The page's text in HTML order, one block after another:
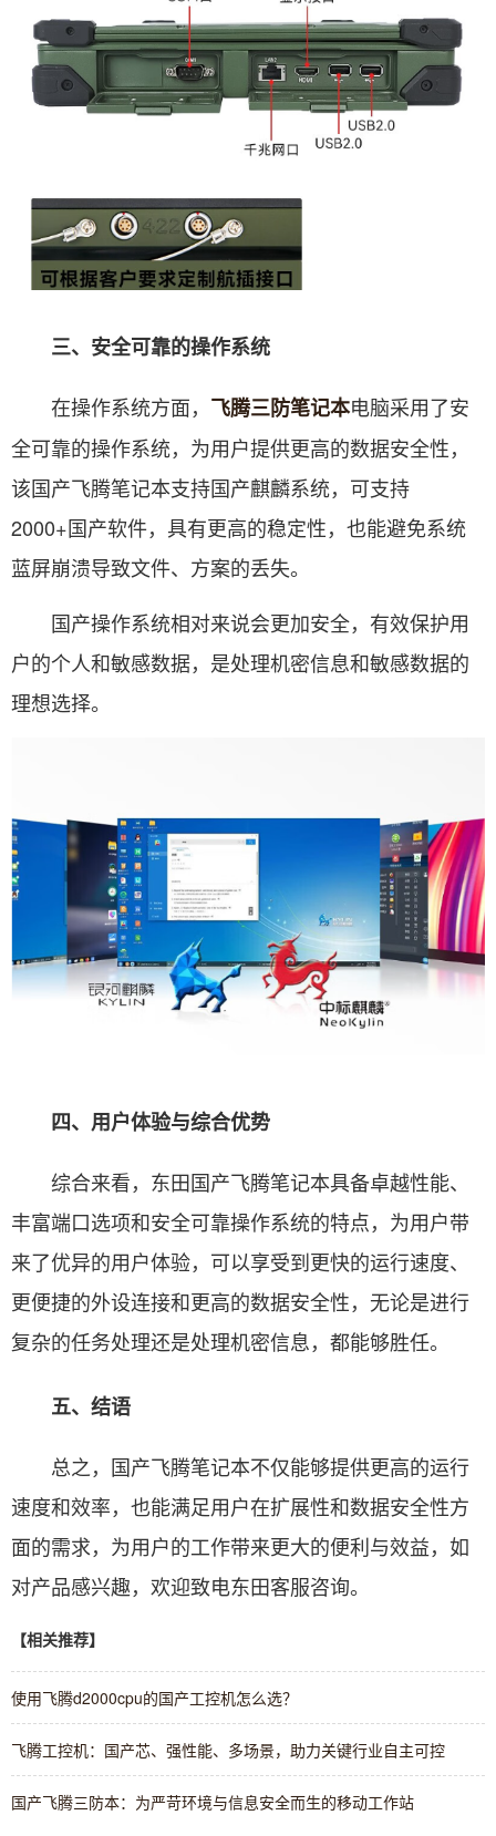
三、安全可靠的操作系统
在操作系统方面， 飞腾三防笔记本电脑采用了安
全可靠的操作系统，为用户提供更高的数据安全性，
该国产飞腾笔记本支持国产麒麟系统，可支持
2000+国产软件，具有更高的稳定性，也能避免系统
蓝屏崩溃导致文件、方案的丢失。
国产操作系统相对来说会更加安全，有效保护用
户的个人和敏感数据，是处理机密信息和敏感数据的
理想选择。
四、用户体验与综合优势
综合来看，东田国产飞腾笔记本具备卓越性能、
丰富端口选项和安全可靠操作系统的特点，为用户带
来了优异的用户体验，可以享受到更快的运行速度、
更便捷的外设连接和更高的数据安全性，无论是进行
复杂的任务处理还是处理机密信息，都能够胜任。
五、结语
总之，国产飞腾笔记本不仅能够提供更高的运行
速度和效率，也能满足用户在扩展性和数据安全性方
面的需求，为用户的工作带来更大的便利与效益，如
对产品感兴趣，欢迎致电东田客服咨询。
【相关推荐】
使用飞腾d2000cpu的国产工控机怎么选？
飞腾工控机：国产芯、强性能、多场景，助力关键行业自主可控
国产飞腾三防本：为严苛环境与信息安全而生的移动工作站